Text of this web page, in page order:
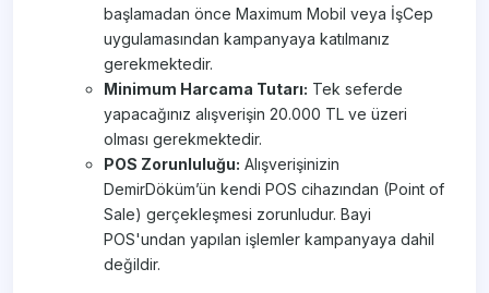
başlamadan önce Maximum Mobil veya İşCep
uygulamasından kampanyaya katılmanız
gerekmektedir.
Minimum Harcama Tutarı: Tek seferde
yapacağınız alışverişin 20.000 TL ve üzeri
olması gerekmektedir.
POS Zorunluluğu: Alışverişinizin
DemirDöküm’ün kendi POS cihazından (Point of
Sale) gerçekleşmesi zorunludur. Bayi
POS'undan yapılan işlemler kampanyaya dahil
değildir.